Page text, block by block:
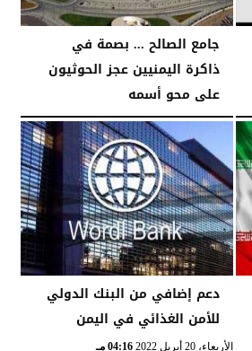
جامع الصالح ... بصمة في
ذاكرة اليمنيين عجز الحوثيون
على محو أسمه
الخميس، 5 مايو 2022 01:24 صـ
دعم إضافي من البنك الدولي
للأمن الغذائي في اليمن
الأربعاء، 20 أبريل 2022 04:16 مـ